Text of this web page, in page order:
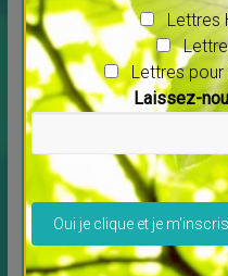
Découvrez Debowska
↳LES MERVEILLES DU
Profitez de la possibilité
films. Tous les films
Lettres
Lettres pour
Laissez-
Veuillez laisser ce champ